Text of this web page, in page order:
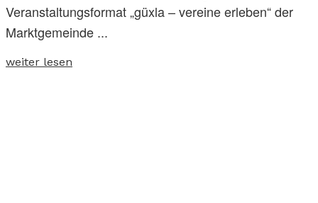
Veranstaltungsformat „güxla – vereine erleben“ der
Marktgemeinde ...
weiter lesen